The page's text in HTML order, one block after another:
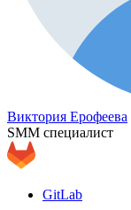
Виктория Ерофеева
SMM специалист
GitLab